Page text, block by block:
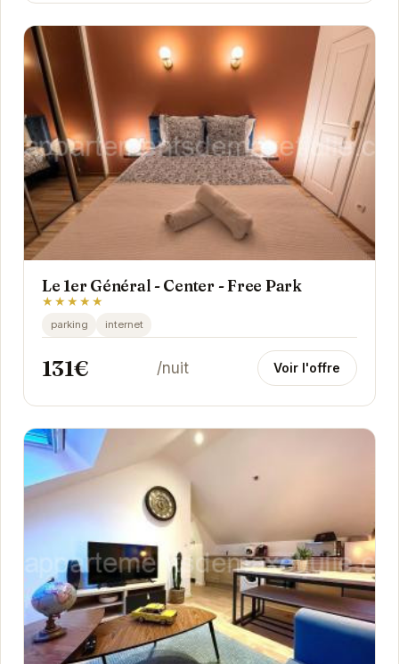
Le 1er Général - Center - Free Park
★★★★★
parking internet
131€ /nuit Voir l'offre